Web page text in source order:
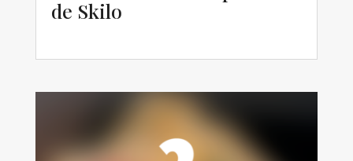
de Skilo